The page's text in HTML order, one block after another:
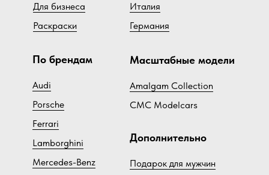
Для бизнеса
Раскраски
По брендам
Audi
Porsche
Ferrari
Lamborghini
Mercedes-Benz
Италия
Германия
Масштабные модели
Amalgam Collection
CMC Modelcars
Дополнительно
Подарок для мужчин